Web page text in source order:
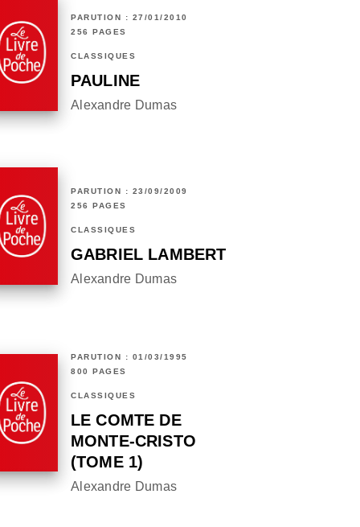
PARUTION : 27/01/2010
256 PAGES
CLASSIQUES
PAULINE
Alexandre Dumas
PARUTION : 23/09/2009
256 PAGES
CLASSIQUES
GABRIEL LAMBERT
Alexandre Dumas
PARUTION : 01/03/1995
800 PAGES
CLASSIQUES
LE COMTE DE
MONTE-CRISTO
(TOME 1)
Alexandre Dumas